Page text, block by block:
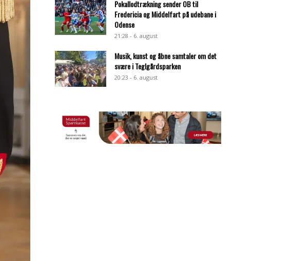
Pokallodtrækning sender OB til
Fredericia og Middelfart på udebane i
Odense
21:28 - 6. august
Musik, kunst og åbne samtaler om det
svære i Teglgårdsparken
20:23 - 6. august